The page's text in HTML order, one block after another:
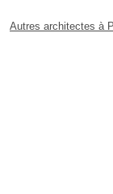
Autres architectes à